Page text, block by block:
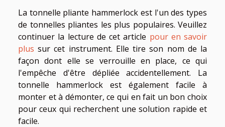
La tonnelle pliante hammerlock est l'un des types
de tonnelles pliantes les plus populaires. Veuillez
continuer la lecture de cet article pour en savoir
plus sur cet instrument. Elle tire son nom de la
façon dont elle se verrouille en place, ce qui
l'empêche d'être dépliée accidentellement. La
tonnelle hammerlock est également facile à
monter et à démonter, ce qui en fait un bon choix
pour ceux qui recherchent une solution rapide et
facile.